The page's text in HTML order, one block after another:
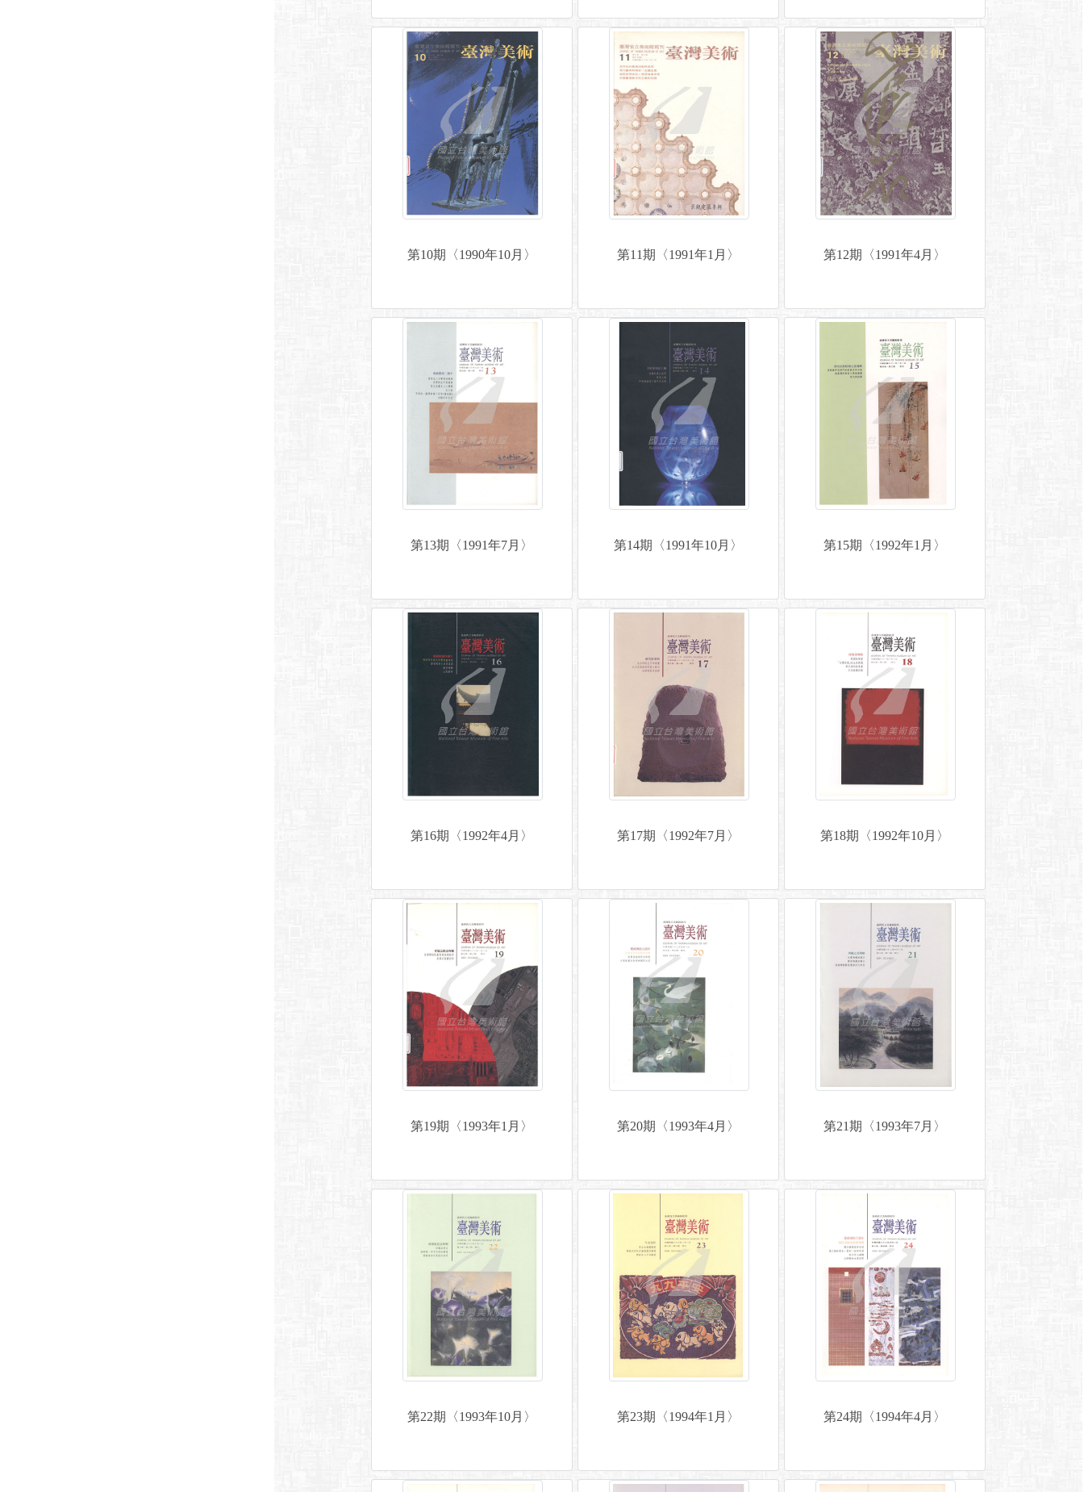
第10期〈1990年10月〉 第11期〈1991年1月〉 第12期〈1991年4月〉
第13期〈1991年7月〉 第14期〈1991年10月〉 第15期〈1992年1月〉
第16期〈1992年4月〉 第17期〈1992年7月〉 第18期〈1992年10月〉
第19期〈1993年1月〉 第20期〈1993年4月〉 第21期〈1993年7月〉
第22期〈1993年10月〉 第23期〈1994年1月〉 第24期〈1994年4月〉